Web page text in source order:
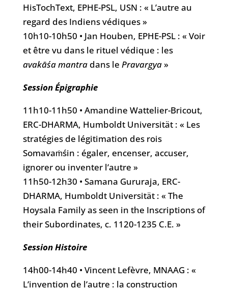
HisTochText, EPHE-PSL, USN : « L’autre au
regard des Indiens védiques »
10h10-10h50 • Jan Houben, EPHE-PSL : « Voir
et être vu dans le rituel védique : les
avakāśamantradans le Pravargya»
Session Épigraphie
11h10-11h50 • Amandine Wattelier-Bricout,
ERC-DHARMA, Humboldt Universität : « Les
stratégies de légitimation des rois
Somavaṁśin : égaler, encenser, accuser,
ignorer ou inventer l’autre »
11h50-12h30 • Samana Gururaja, ERC-
DHARMA, Humboldt Universität : « The
Hoysala Family as seen in the Inscriptions of
their Subordinates, c. 1120-1235 C.E. »
Session Histoire
14h00-14h40 • Vincent Lefèvre, MNAAG : «
L’invention de l’autre : la construction